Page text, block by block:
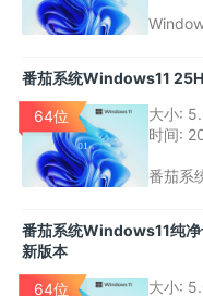
中，
流畅度
番茄系统Windows11
64位 大小:
时间:
番茄系
更好安
发者
番茄系统Windows11纯
新版本
64位 大小: